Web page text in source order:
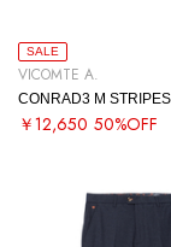
SALE
VICOMTE A.
CONRAD3 M
￥12,650 50%OFF